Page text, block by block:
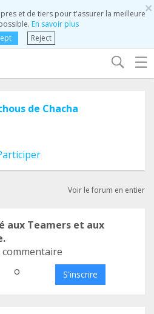
×
et de tiers pour t'assurer la meilleure
En savoir plus
Reject
☰
de Chacha
Voir le forum en entier
aux Teamers et aux
o S'inscrire